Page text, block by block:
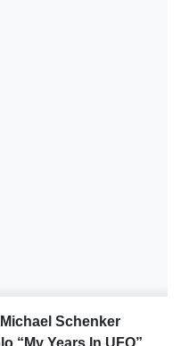
Michael Schenker
“My Years In UFO”